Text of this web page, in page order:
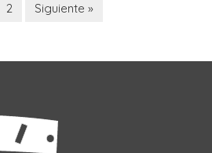
2 Siguiente »